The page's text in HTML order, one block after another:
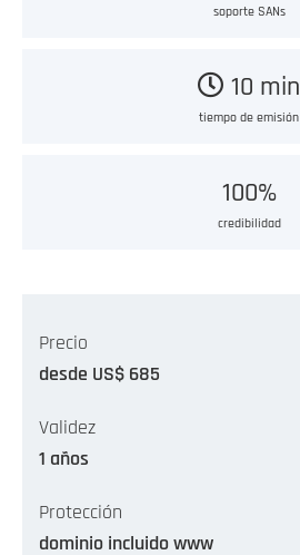
soporte SANs
10 min
tiempo de emisión
100%
credibilidad
Precio
desde US$ 685
Validez
1 años
Protección
dominio incluido www